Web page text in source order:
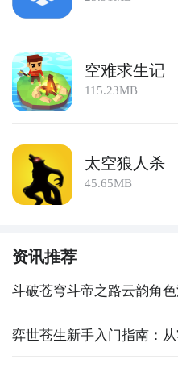
步骤2：关注大事件列表，
最新发布，这是九游独家的
The end，太空悠悠球的安
的，可以在下面留言。赶紧
脑上玩太空悠悠球吧。
空难求生记
115.23MB
太空狼人杀
45.65MB
资讯推荐
斗破苍穹斗帝之路云韵角
弈世苍生新手入门指南：